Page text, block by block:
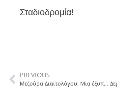
Σταδιοδρομία!
PREVIOUS
Μεζούρα Διαιτολόγου: Μια έξυπνη επένδυση